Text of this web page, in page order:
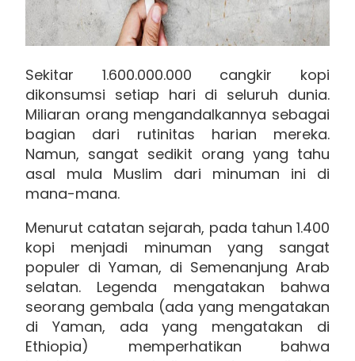
Sekitar 1.600.000.000 cangkir kopi
dikonsumsi setiap hari di seluruh dunia.
Miliaran orang mengandalkannya sebagai
bagian dari rutinitas harian mereka.
Namun, sangat sedikit orang yang tahu
asal mula Muslim dari minuman ini di
mana-mana.
Menurut catatan sejarah, pada tahun 1.400
kopi menjadi minuman yang sangat
populer di Yaman, di Semenanjung Arab
selatan. Legenda mengatakan bahwa
seorang gembala (ada yang mengatakan
di Yaman, ada yang mengatakan di
Ethiopia) memperhatikan bahwa